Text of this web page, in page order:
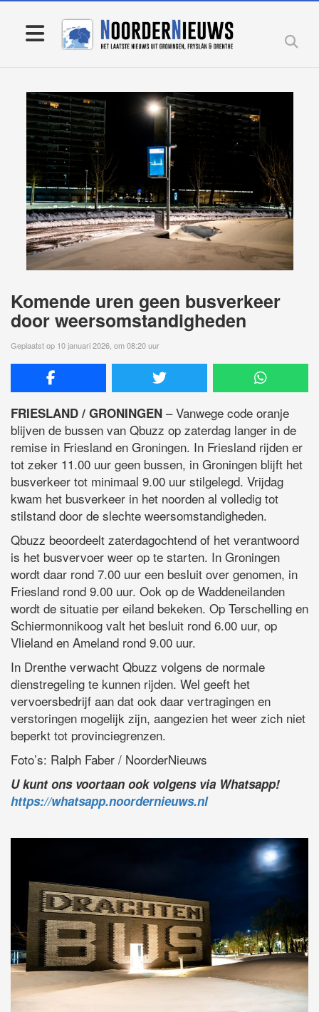
Komende uren geen busverkeer
door weersomstandigheden
Geplaatst op 10 januari 2026, om 08:20 uur
FRIESLAND / GRONINGEN – Vanwege code oranje
blijven de bussen van Qbuzz op zaterdag langer in de
remise in Friesland en Groningen. In Friesland rijden er
tot zeker 11.00 uur geen bussen, in Groningen blijft het
busverkeer tot minimaal 9.00 uur stilgelegd. Vrijdag
kwam het busverkeer in het noorden al volledig tot
stilstand door de slechte weersomstandigheden.
Qbuzz beoordeelt zaterdagochtend of het verantwoord
is het busvervoer weer op te starten. In Groningen
wordt daar rond 7.00 uur een besluit over genomen, in
Friesland rond 9.00 uur. Ook op de Waddeneilanden
wordt de situatie per eiland bekeken. Op Terschelling en
Schiermonnikoog valt het besluit rond 6.00 uur, op
Vlieland en Ameland rond 9.00 uur.
In Drenthe verwacht Qbuzz volgens de normale
dienstregeling te kunnen rijden. Wel geeft het
vervoersbedrijf aan dat ook daar vertragingen en
verstoringen mogelijk zijn, aangezien het weer zich niet
beperkt tot provinciegrenzen.
Foto’s: Ralph Faber / NoorderNieuws
U kunt ons voortaan ook volgens via Whatsapp!
https://whatsapp.noordernieuws.nl